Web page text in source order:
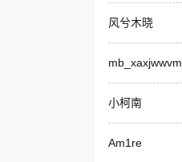
风兮木晓
mb_xaxjwwvm
小柯南
Am1re